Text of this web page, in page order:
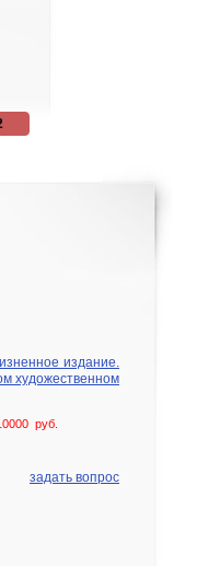
издание.
художественном
руб.
задать вопрос